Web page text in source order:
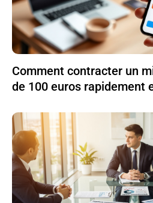
Comment contracter un
de 100 euros rapidement